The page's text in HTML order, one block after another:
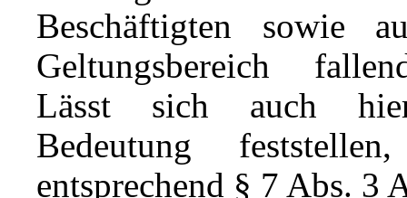
Beschäftigten sowie
Geltungsbereich
Lässt sich auch
Bedeutung
entsprechend § 7 Abs. 3